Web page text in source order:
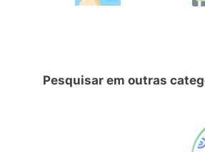
Pesquisar em outras